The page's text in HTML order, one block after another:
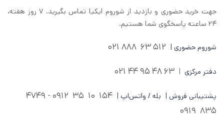
جهت خرید حضوری و بازدید از شوروم ایکیا تماس بگیرید. ۷ روز هفته،
۲۴ ساعته پاسخگوی شما هستیم.
شوروم حضوری | 512 63 888 021
دفتر مرکزی |
63 48 95 44 021
پشتیبانی فروش | بله / واتس‌اپ | 154 10 35
835 0919